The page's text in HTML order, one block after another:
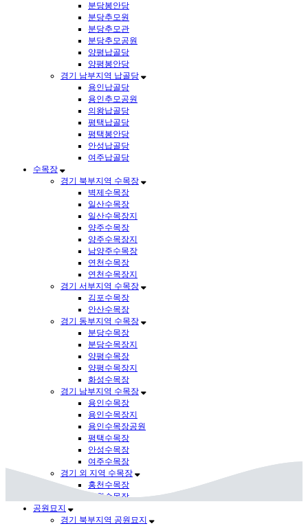
분당봉안당
분당추모원
분당추모관
분당추모공원
양평납골당
양평봉안당
경기 남부지역 납골당
용인납골당
용인추모공원
의왕납골당
평택납골당
평택봉안당
안성납골당
여주납골당
수목장
경기 북부지역 수목장
벽제수목장
일산수목장
일산수목장지
양주수목장
양주수목장지
남양주수목장
연천수목장
연천수목장지
경기 서부지역 수목장
김포수목장
안산수목장
경기 동부지역 수목장
분당수목장
분당수목장지
양평수목장
양평수목장지
화성수목장
경기 남부지역 수목장
용인수목장
용인수목장지
용인수목장공원
평택수목장
안성수목장
여주수목장
경기 외 지역 수목장
홍천수목장
철원수목장
공원묘지
경기 북부지역 공원묘지